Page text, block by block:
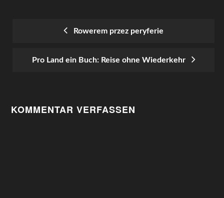
POST
Rowerem przez peryferie
Pro Land ein Buch: Reise ohne Wiederkehr
KOMMENTAR VERFASSEN